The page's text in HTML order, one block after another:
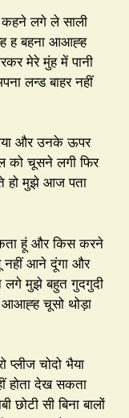
लगे ले साली
ह बहना आआह्ह
मेरे मुंह में पानी
लन्ड बाहर नहीं
और उनके ऊपर
को चूसने लगी फिर
हो मुझे आज पता
हूं और किस करने
आने दूंगा और
लगे मुझे बहुत गुदगुदी
चूसो थोड़ा
प्लीज चोदो भैया
होता देख सकता
छोटी सी बिना बालों